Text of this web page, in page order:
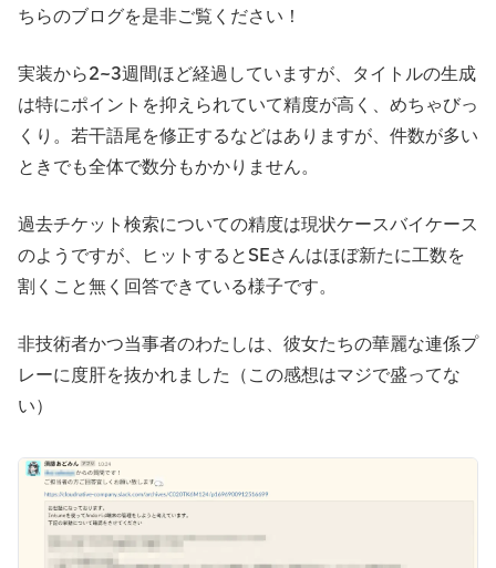
ちらのブログを是非ご覧ください！
実装から2~3週間ほど経過していますが、タイトルの生成
は特にポイントを抑えられていて精度が高く、めちゃびっ
くり。若干語尾を修正するなどはありますが、件数が多い
ときでも全体で数分もかかりません。
過去チケット検索についての精度は現状ケースバイケース
のようですが、ヒットするとSEさんはほぼ新たに工数を
割くこと無く回答できている様子です。
非技術者かつ当事者のわたしは、彼女たちの華麗な連係プ
レーに度肝を抜かれました（この感想はマジで盛ってな
い）